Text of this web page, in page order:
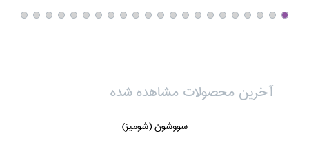
آخرین محصولات مشاهده شده
سووشون (شوميز)